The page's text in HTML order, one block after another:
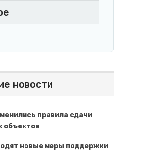
новости
правила сдачи
объектов
новые меры поддержки